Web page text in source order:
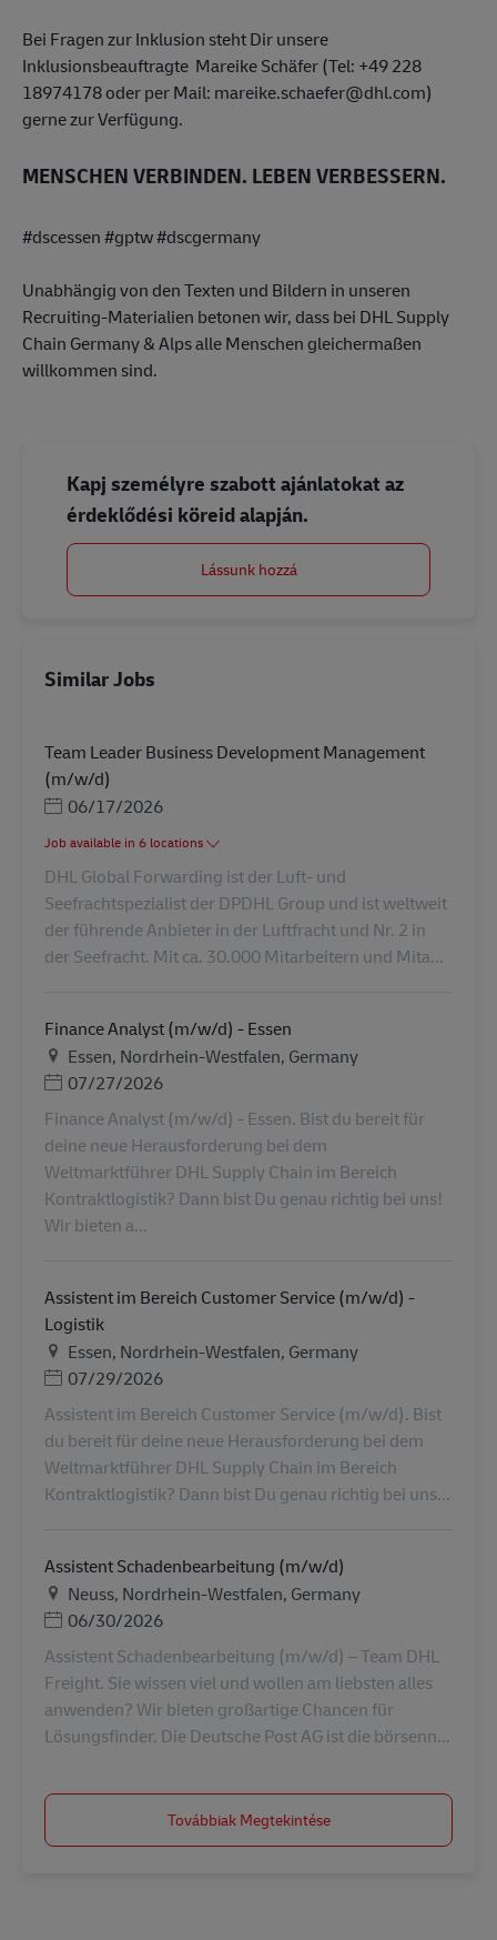
Bei Fragen zur Inklusion steht Dir unsere
Inklusionsbeauftragte Mareike Schäfer (Tel: +49 228
18974178 oder per Mail: mareike.schaefer@dhl.com)
gerne zur Verfügung.
MENSCHEN VERBINDEN. LEBEN VERBESSERN.
#dscessen #gptw #dscgermany
Unabhängig von den Texten und Bildern in unseren
Recruiting-Materialien betonen wir, dass bei DHL Supply
Chain Germany & Alps alle Menschen gleichermaßen
willkommen sind.
Kapj személyre szabott ajánlatokat az
érdeklődési köreid alapján.
Lássunk hozzá
Similar Jobs
Team Leader Business Development Management
(m/w/d)
Posted Date
06/17/2026
Job available in 6 locations
DHL Global Forwarding ist der Luft- und
Seefrachtspezialist der DPDHL Group und ist weltweit
der führende Anbieter in der Luftfracht und Nr. 2 in
der Seefracht. Mit ca. 30.000 Mitarbeitern und Mita...
Finance Analyst (m/w/d) - Essen
Helyszín
Essen, Nordrhein-Westfalen, Germany
Posted Date
07/27/2026
Finance Analyst (m/w/d) - Essen. Bist du bereit für
deine neue Herausforderung bei dem
Weltmarktführer DHL Supply Chain im Bereich
Kontraktlogistik? Dann bist Du genau richtig bei uns!
Wir bieten a...
Assistent im Bereich Customer Service (m/w/d) -
Logistik
Helyszín
Essen, Nordrhein-Westfalen, Germany
Posted Date
07/29/2026
Assistent im Bereich Customer Service (m/w/d). Bist
du bereit für deine neue Herausforderung bei dem
Weltmarktführer DHL Supply Chain im Bereich
Kontraktlogistik? Dann bist Du genau richtig bei uns...
Assistent Schadenbearbeitung (m/w/d)
Helyszín
Neuss, Nordrhein-Westfalen, Germany
Posted Date
06/30/2026
Assistent Schadenbearbeitung (m/w/d) – Team DHL
Freight. Sie wissen viel und wollen am liebsten alles
anwenden? Wir bieten großartige Chancen für
Lösungsfinder. Die Deutsche Post AG ist die börsenn...
Továbbiak Megtekintése